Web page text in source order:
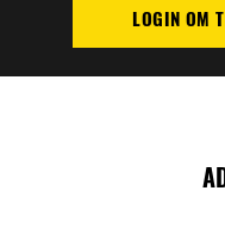
PLAATS REACTIELOGIN OM